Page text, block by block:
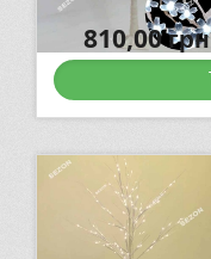
810,00грн